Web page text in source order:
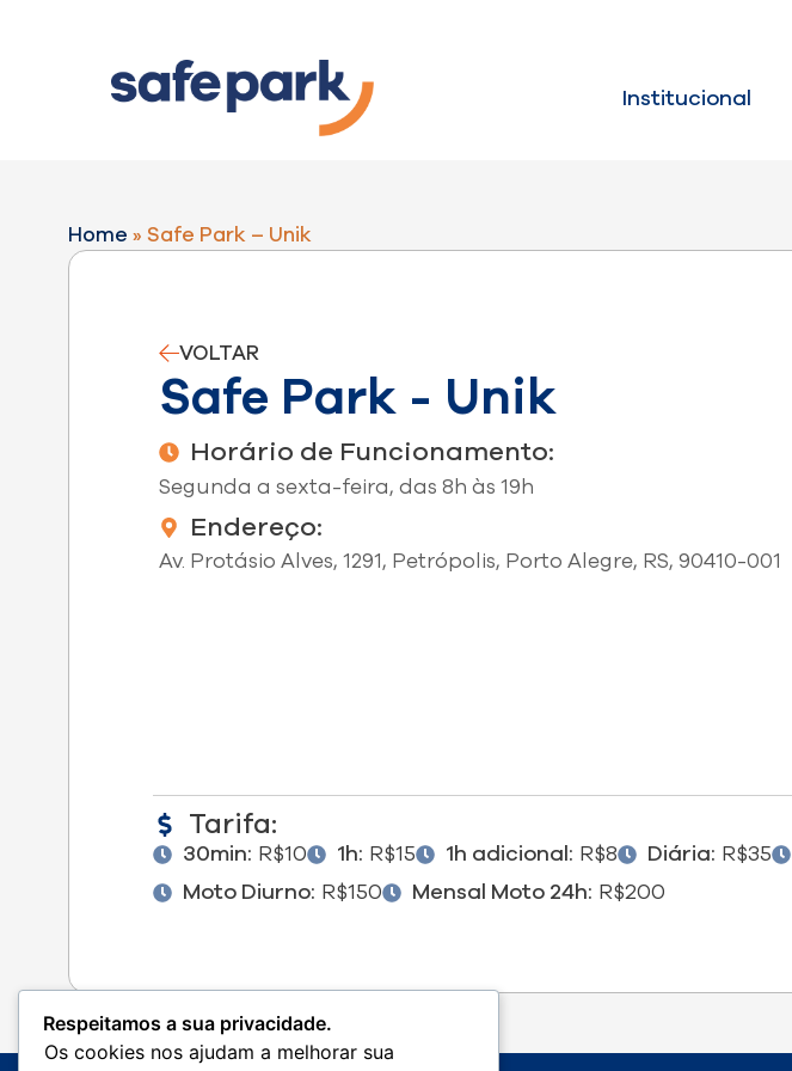
Institucional
Home » Safe Park – Unik
VOLTAR
Safe Park - Unik
Horário de Funcionamento:
Segunda a sexta-feira, das 8h às 19h
Endereço:
Av. Protásio Alves, 1291, Petrópolis, Porto Alegre, RS, 90410-001
Tarifa:
30min: R$10 1h: R$15 1h adicional: R$8 Diária: R$35
Moto Diurno: R$150 Mensal Moto 24h: R$200
Respeitamos a sua privacidade.
Os cookies nos ajudam a melhorar sua